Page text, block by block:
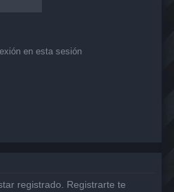
en esta sesión
registrado. Registrarte te